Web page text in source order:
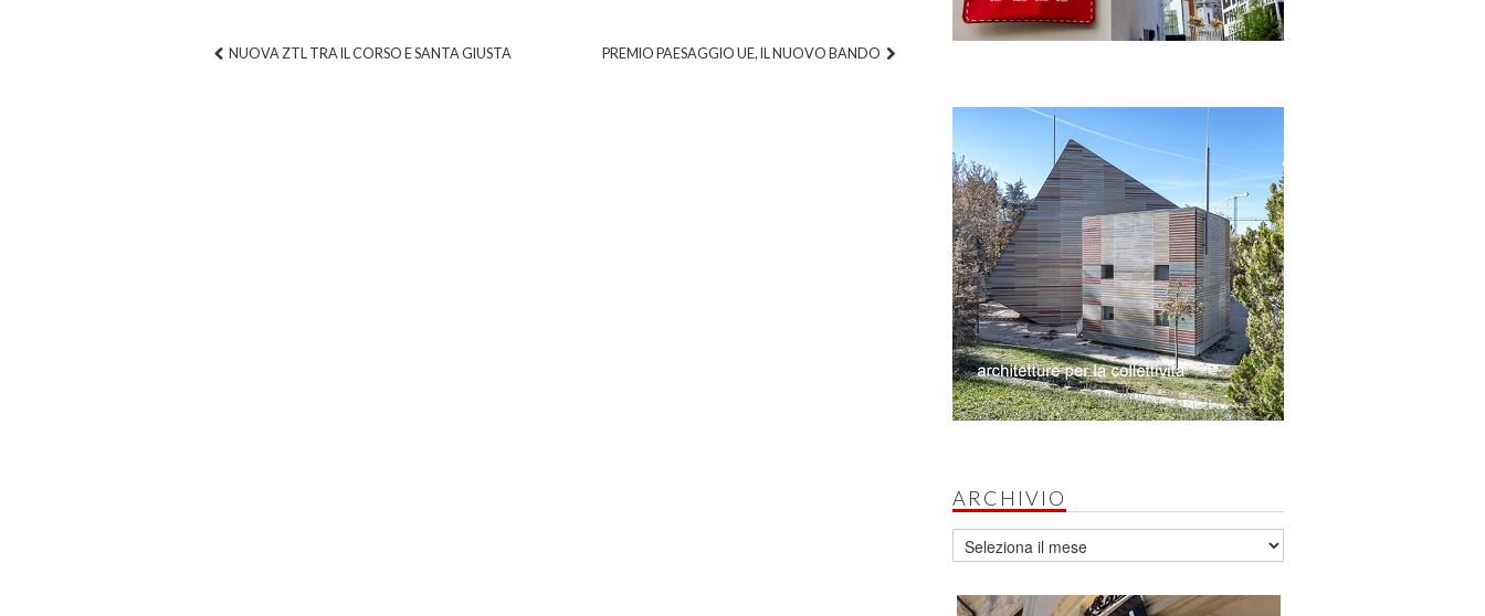
NUOVA ZTL TRA IL CORSO E SANTA GIUSTA PREMIO PAESAGGIO UE, IL NUOVO BANDO
ARCHIVIO